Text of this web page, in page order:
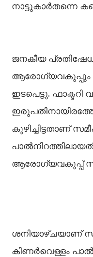
നാട്ടുകാർതന്നെ
ജനകീയ
ആരോഗ്യവകുപ്പും
ഇടപെട്ടു. ഫാക്ടറി
കുഴിച്ചിട്ടതാണ്
ആരോഗ്യവകുപ്പ്
ശനിയാഴ്ചയാണ്
കിണർവെള്ളം